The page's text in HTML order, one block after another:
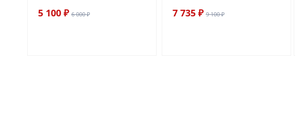
5 100 ₽ 6 000 ₽ 7 735 ₽ 9 100 ₽